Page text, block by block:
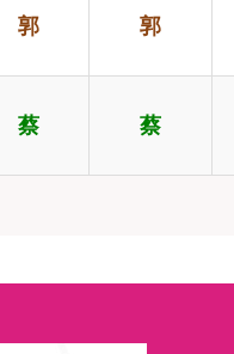
郭 郭
蔡 蔡